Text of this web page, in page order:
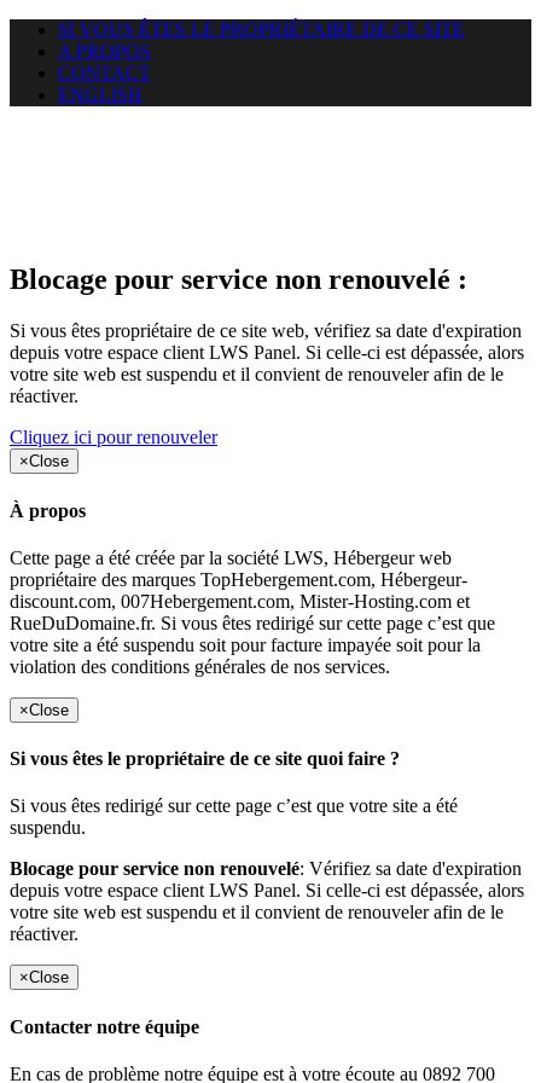
SI VOUS ÊTES LE PROPRIÉTAIRE DE CE SITE
A PROPOS
CONTACT
ENGLISH
Blocage pour service non renouvelé :
Si vous êtes propriétaire de ce site web, vérifiez sa date d'expiration
depuis votre espace client LWS Panel. Si celle-ci est dépassée, alors
votre site web est suspendu et il convient de renouveler afin de le
réactiver.
Cliquez ici pour renouveler
×Close
À propos
Cette page a été créée par la société LWS, Hébergeur web
propriétaire des marques TopHebergement.com, Hébergeur-
discount.com, 007Hebergement.com, Mister-Hosting.com et
RueDuDomaine.fr. Si vous êtes redirigé sur cette page c’est que
votre site a été suspendu soit pour facture impayée soit pour la
violation des conditions générales de nos services.
×Close
Si vous êtes le propriétaire de ce site quoi faire ?
Si vous êtes redirigé sur cette page c’est que votre site a été
suspendu.
Blocage pour service non renouvelé: Vérifiez sa date d'expiration
depuis votre espace client LWS Panel. Si celle-ci est dépassée, alors
votre site web est suspendu et il convient de renouveler afin de le
réactiver.
×Close
Contacter notre équipe
En cas de problème notre équipe est à votre écoute au 0892 700